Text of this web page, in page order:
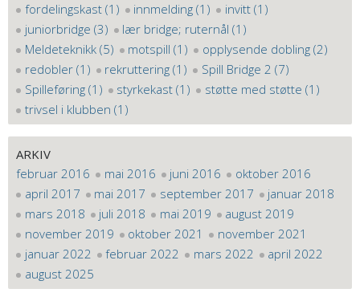
fordelingskast (1)
innmelding (1)
invitt (1)
juniorbridge (3)
lær bridge; ruternål (1)
Meldeteknikk (5)
motspill (1)
opplysende dobling (2)
redobler (1)
rekruttering (1)
Spill Bridge 2 (7)
Spilleføring (1)
styrkekast (1)
støtte med støtte (1)
trivsel i klubben (1)
ARKIV
februar 2016
mai 2016 juni 2016
oktober 2016
april 2017
mai 2017 september 2017
januar 2018
mars 2018
juli 2018 mai 2019
august 2019
november 2019
oktober 2021
november 2021
januar 2022
februar 2022 mars 2022
april 2022
august 2025